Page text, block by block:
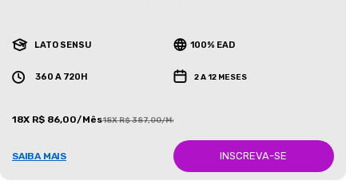
LATO SENSU 100% EAD
360 A 720H 2 A 12 MESES
18X R$ 86,00/Mês18X R$ 387,00/Mês
SAIBA MAIS INSCREVA-SE